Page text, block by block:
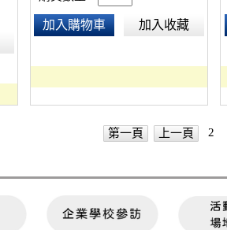
加入購物車 加入收藏
第一頁 上一頁 2